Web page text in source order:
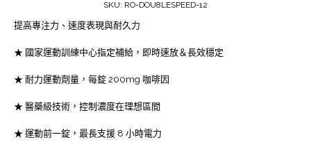
SKU: RO-DOU8LESPEED-12
提高專注力、速度表現與耐久力
★ 國家運動訓練中心指定補給，即時速放＆長效穩定
★ 耐力運動劑量，每錠 200mg 咖啡因
★ 醫藥級技術，控制濃度在理想區間
★ 運動前一錠，最長支援 8 小時電力